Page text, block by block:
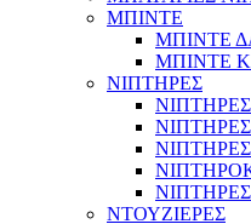
ΜΠΙΝΤΕ
ΜΠΙΝΤΕ
ΜΠΙΝΤΕ
ΝΙΠΤΗΡΕΣ
ΝΙΠΤΗΡΕΣ
ΝΤΟΥΖΙΕΡΕΣ